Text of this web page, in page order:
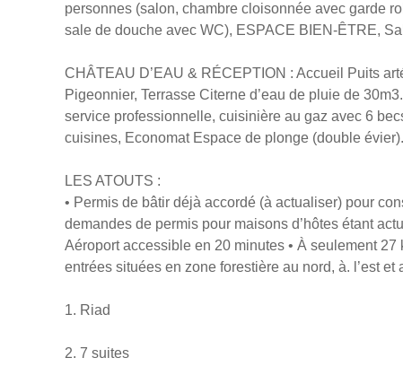
personnes (salon, chambre cloisonnée avec garde
sale de douche avec WC), ESPACE BIEN-ÊTRE,
CHÂTEAU D’EAU & RÉCEPTION : Accueil Puits
Pigeonnier, Terrasse Citerne d’eau de pluie de
service professionnelle, cuisinière au gaz avec 6
cuisines, Economat Espace de plonge (double évier).
LES ATOUTS :
• Permis de bâtir déjà accordé (à actualiser) pour
demandes de permis pour maisons d’hôtes étant
Aéroport accessible en 20 minutes • À seulement
entrées situées en zone forestière au nord, à. l’est et
1. Riad
2. 7 suites